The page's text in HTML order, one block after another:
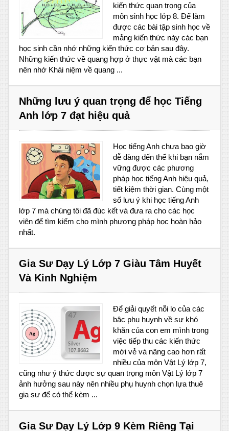
kiến thức quan trọng của
môn sinh học lớp 8. Để làm
được các bài tập sinh học về
mảng kiến thức này các bạn
học sinh cần nhớ những kiến thức cơ bản sau đây.
Những kiến thức về quang hợp ở thực vật mà các bạn
nên nhớ Khái niệm về quang ...
Những lưu ý quan trọng để học Tiếng
Anh lớp 7 đạt hiệu quả
Học tiếng Anh chưa bao giờ
dễ dàng đến thế khi bạn nắm
vững được các phương
pháp học tiếng Anh hiệu quả,
tiết kiệm thời gian. Cùng một
số lưu ý khi học tiếng Anh
lớp 7 mà chúng tôi đã đúc kết và đưa ra cho các học
viên để tìm kiếm cho mình phương pháp học hoàn hảo
nhất.
Gia Sư Dạy Lý Lớp 7 Giàu Tâm Huyết
Và Kinh Nghiệm
Để giải quyết nỗi lo của các
bậc phụ huynh về sự khó
khăn của con em mình trong
việc tiếp thu các kiến thức
mới vẻ và nâng cao hơn rất
nhiều của môn Vật Lý lớp 7,
cũng như ý thức được sự quan trọng môn Vật Lý lớp 7
ảnh hưởng sau này nên nhiều phụ huynh chọn lựa thuê
gia sư để có thể kèm ...
Gia Sư Dạy Lý Lớp 9 Kèm Riêng Tại